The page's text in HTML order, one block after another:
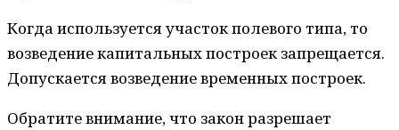
Когда используется участок полевого типа, то
возведение капитальных построек запрещается.
Допускается возведение временных построек.
Обратите внимание, что закон разрешает